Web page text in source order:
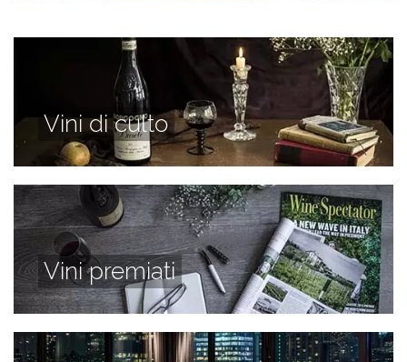
Vini di culto
Vini premiati